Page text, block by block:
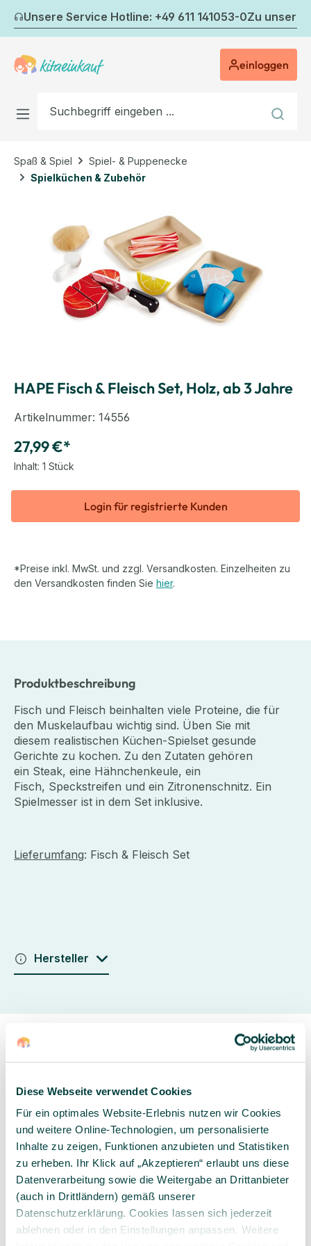
Diese Webseite verwendet Cookies
Für ein optimales Website-Erlebnis nutzen wir Cookies
und weitere Online-Technologien, um personalisierte
Inhalte zu zeigen, Funktionen anzubieten und Statistiken
zu erheben. Ihr Klick auf „Akzeptieren“ erlaubt uns diese
Datenverarbeitung sowie die Weitergabe an Drittanbieter
(auch in Drittländern) gemäß unserer
Datenschutzerklärung. Cookies lassen sich jederzeit
ablehnen oder in den Einstellungen anpassen. Weitere
Zum Hauptinhalt springen
Unsere Service Hotline: +49 611 141053-0Zu
einloggen
Spaß & Spiel
Spiel- & Puppenecke
Spielküchen & Zubehör
HAPE Fisch & Fleisch Set, Holz, ab 3 Jahre
Artikelnummer: 14556
27,99 €*
Inhalt: 1 Stück
Login für registrierte Kunden
*Preise inkl. MwSt. und zzgl. Versandkosten. Einzelheiten zu
den Versandkosten finden Sie hier.
Produktbeschreibung
Fisch und Fleisch beinhalten viele Proteine, die für
den Muskelaufbau wichtig sind. Üben Sie mit
diesem realistischen Küchen-Spielset gesunde
Gerichte zu kochen. Zu den Zutaten gehören
ein Steak, eine Hähnchenkeule, ein
Fisch, Speckstreifen und ein Zitronenschnitz. Ein
Spielmesser ist in dem Set inklusive.
Lieferumfang: Fisch & Fleisch Set
Hersteller
Sorgfältig ausgewähltes
Produktsortiment
Kompetente und
individuelle Beratung
Geprüfte Lieferkette
1-3 Werktage Lieferzeit
bei Versand aus dem